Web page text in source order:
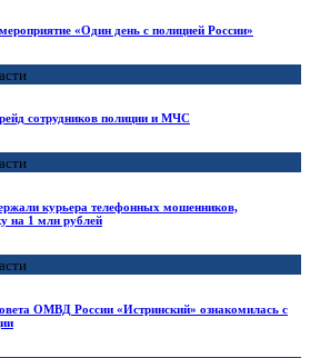
«Один день с полицией России»
сотрудников полиции и МЧС
курьера телефонных мошенников,
на 1 млн рублей
ОМВД России «Истринский» ознакомилась с